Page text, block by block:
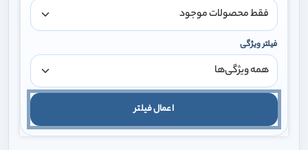
فیلتر ویژگی
اعمال فیلتر